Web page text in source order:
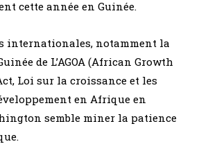
cette année en Guinée.
internationales, notamment la
de L’AGOA (African Growth
Loi sur la croissance et les
en Afrique en
semble miner la patience